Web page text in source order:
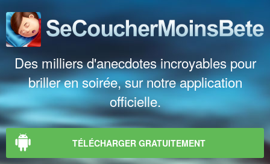
Des milliers d'anecdotes incroyables pour
briller en soirée, sur notre application
officielle.
TÉLÉCHARGER GRATUITEMENT